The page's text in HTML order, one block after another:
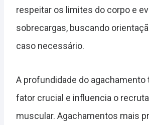
respeitar os limites do corpo e
sobrecargas, buscando
caso necessário.
A profundidade do agachamento
fator crucial e influencia o
muscular. Agachamentos mais